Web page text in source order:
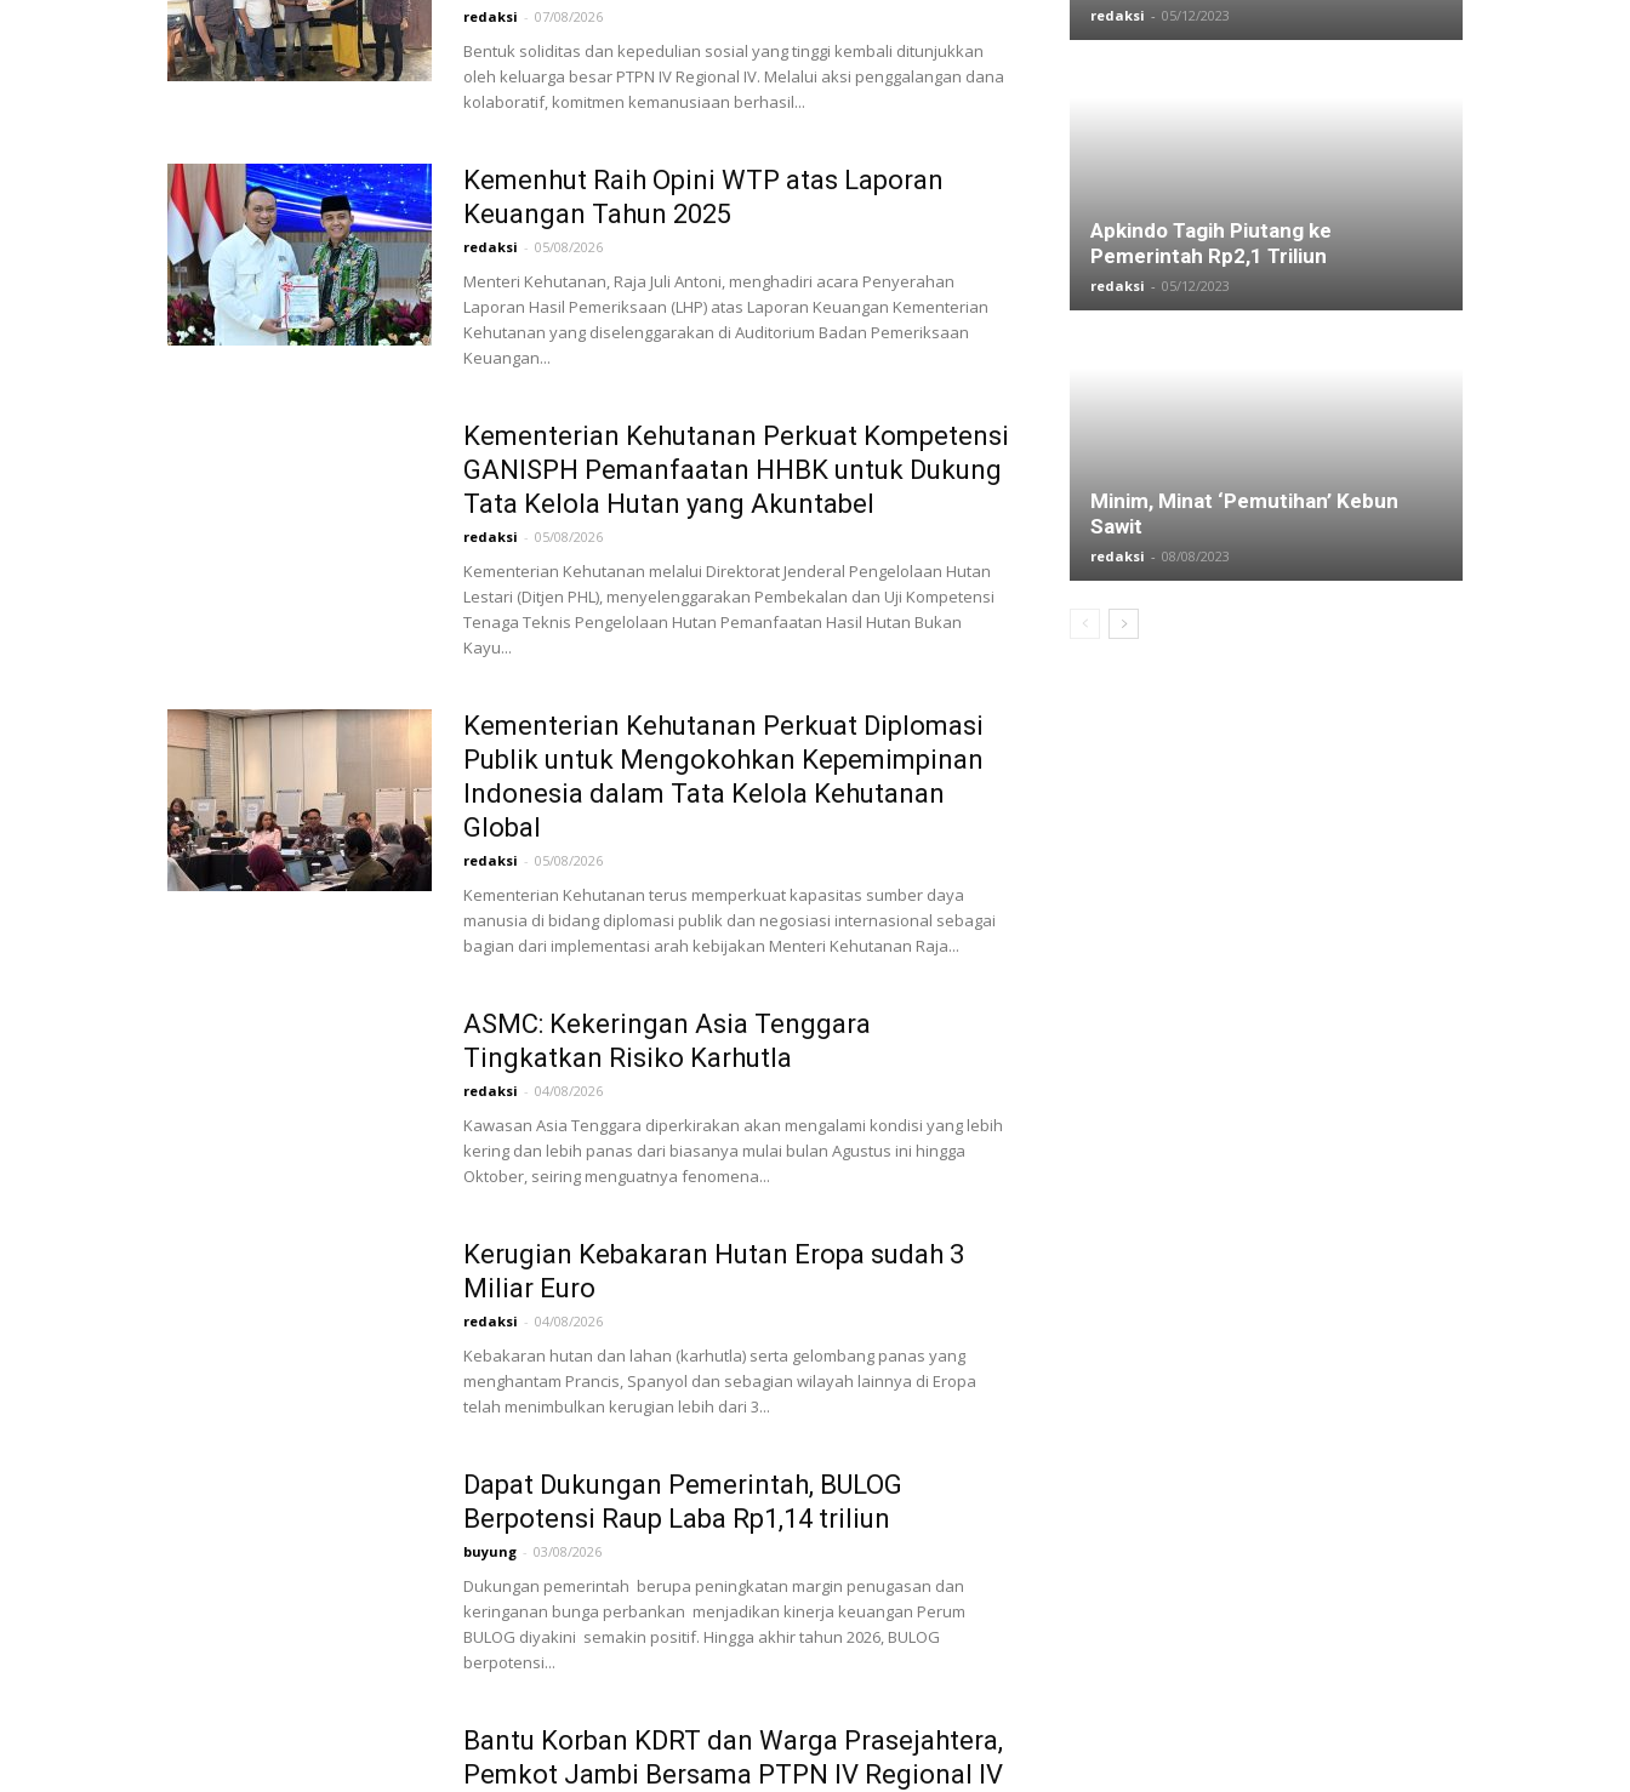
redaksi - 07/08/2026
Bentuk soliditas dan kepedulian sosial yang tinggi kembali ditunjukkan
oleh keluarga besar PTPN IV Regional IV. Melalui aksi penggalangan dana
kolaboratif, komitmen kemanusiaan berhasil...
Kemenhut Raih Opini WTP atas Laporan
Keuangan Tahun 2025
redaksi - 05/08/2026
Menteri Kehutanan, Raja Juli Antoni, menghadiri acara Penyerahan
Laporan Hasil Pemeriksaan (LHP) atas Laporan Keuangan Kementerian
Kehutanan yang diselenggarakan di Auditorium Badan Pemeriksaan
Keuangan...
Kementerian Kehutanan Perkuat Kompetensi
GANISPH Pemanfaatan HHBK untuk Dukung
Tata Kelola Hutan yang Akuntabel
redaksi - 05/08/2026
Kementerian Kehutanan melalui Direktorat Jenderal Pengelolaan Hutan
Lestari (Ditjen PHL), menyelenggarakan Pembekalan dan Uji Kompetensi
Tenaga Teknis Pengelolaan Hutan Pemanfaatan Hasil Hutan Bukan
Kayu...
Kementerian Kehutanan Perkuat Diplomasi
Publik untuk Mengokohkan Kepemimpinan
Indonesia dalam Tata Kelola Kehutanan
Global
redaksi - 05/08/2026
Kementerian Kehutanan terus memperkuat kapasitas sumber daya
manusia di bidang diplomasi publik dan negosiasi internasional sebagai
bagian dari implementasi arah kebijakan Menteri Kehutanan Raja...
ASMC: Kekeringan Asia Tenggara
Tingkatkan Risiko Karhutla
redaksi - 04/08/2026
Kawasan Asia Tenggara diperkirakan akan mengalami kondisi yang lebih
kering dan lebih panas dari biasanya mulai bulan Agustus ini hingga
Oktober, seiring menguatnya fenomena...
Kerugian Kebakaran Hutan Eropa sudah 3
Miliar Euro
redaksi - 04/08/2026
Kebakaran hutan dan lahan (karhutla) serta gelombang panas yang
menghantam Prancis, Spanyol dan sebagian wilayah lainnya di Eropa
telah menimbulkan kerugian lebih dari 3...
Dapat Dukungan Pemerintah, BULOG
Berpotensi Raup Laba Rp1,14 triliun
buyung - 03/08/2026
Dukungan pemerintah berupa peningkatan margin penugasan dan
keringanan bunga perbankan menjadikan kinerja keuangan Perum
BULOG diyakini semakin positif. Hingga akhir tahun 2026, BULOG
berpotensi...
Bantu Korban KDRT dan Warga Prasejahtera,
Pemkot Jambi Bersama PTPN IV Regional IV
redaksi - 05/12/2023
Apkindo Tagih Piutang ke
Pemerintah Rp2,1 Triliun
redaksi - 05/12/2023
Minim, Minat ‘Pemutihan’ Kebun
Sawit
redaksi - 08/08/2023